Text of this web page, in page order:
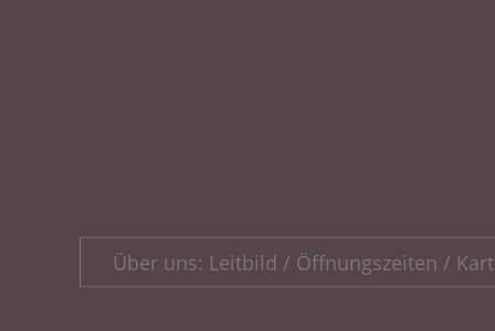
Über uns: Leitbild / Öffnungszeiten /